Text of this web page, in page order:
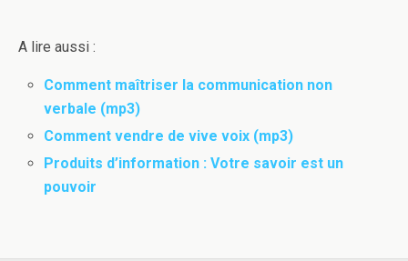
A lire aussi :
Comment maîtriser la communication non
verbale (mp3)
Comment vendre de vive voix (mp3)
Produits d’information : Votre savoir est un
pouvoir